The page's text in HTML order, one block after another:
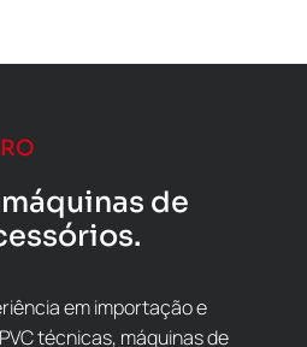
máquinas de
em importação e
técnicas, máquinas de